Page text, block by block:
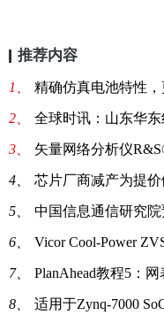
推荐内容
1、 精确仿真电池特性，更
2、 全球时讯：山东华东线缆因
3、 矢量网络分析仪
4、 芯片厂商减产为提
5、 中国信息通信研究院预计 到
6、 Vicor Cool-Power
7、 PlanAhead教程5：
8、 适用于Zynq-7000 SoC的